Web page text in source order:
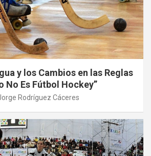
y los Cambios en las Reglas
No Es Fútbol Hockey”
Rodríguez Cáceres